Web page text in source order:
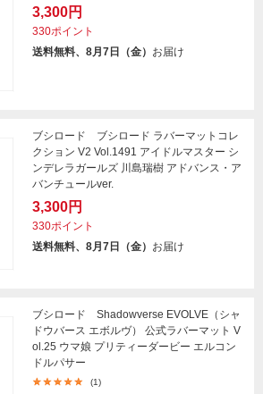
3,300円
330ポイント
送料無料、8月7日（金） お届け
ブシロード ブシロード ラバーマットコレ
クション V2 Vol.1491 アイドルマスター シ
ンデレラガールズ 川島瑞樹 アドバンス・ア
バンチュールver.
3,300円
330ポイント
送料無料、8月7日（金） お届け
ブシロード Shadowverse EVOLVE（シャ
ドウバース エボルヴ） 公式ラバーマット V
ol.25 ウマ娘 プリティーダービー エルコン
ドルパサー
(1)